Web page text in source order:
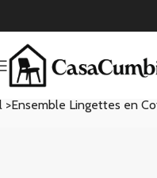
>Ensemble Lingettes en